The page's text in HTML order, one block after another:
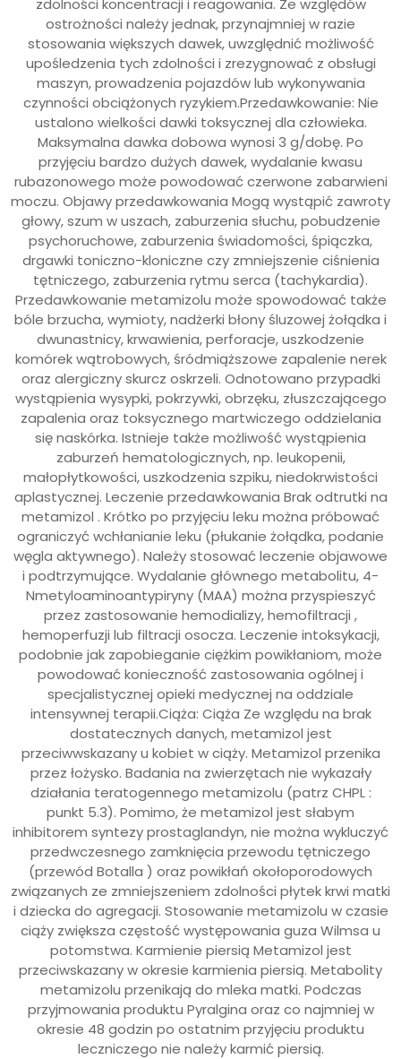
moczu. Objawy przedawkowania Mogą wystąpić zawroty
głowy, szum w uszach, zaburzenia słuchu, pobudzenie
psychoruchowe, zaburzenia świadomości, śpiączka,
drgawki toniczno-kloniczne czy zmniejszenie ciśnienia
tętniczego, zaburzenia rytmu serca (tachykardia).
Przedawkowanie metamizolu może spowodować także
bóle brzucha, wymioty, nadżerki błony śluzowej żołądka i
dwunastnicy, krwawienia, perforacje, uszkodzenie
komórek wątrobowych, śródmiąższowe zapalenie nerek
oraz alergiczny skurcz oskrzeli. Odnotowano przypadki
wystąpienia wysypki, pokrzywki, obrzęku, złuszczającego
zapalenia oraz toksycznego martwiczego oddzielania
się naskórka. Istnieje także możliwość wystąpienia
zaburzeń hematologicznych, np. leukopenii,
małopłytkowości, uszkodzenia szpiku, niedokrwistości
aplastycznej. Leczenie przedawkowania Brak odtrutki na
metamizol . Krótko po przyjęciu leku można próbować
ograniczyć wchłanianie leku (płukanie żołądka, podanie
węgla aktywnego). Należy stosować leczenie objawowe
i podtrzymujące. Wydalanie głównego metabolitu, 4-
Nmetyloaminoantypiryny (MAA) można przyspieszyć
przez zastosowanie hemodializy, hemofiltracji ,
hemoperfuzji lub filtracji osocza. Leczenie intoksykacji,
podobnie jak zapobieganie ciężkim powikłaniom, może
powodować konieczność zastosowania ogólnej i
specjalistycznej opieki medycznej na oddziale
intensywnej terapii.Ciąża: Ciąża Ze względu na brak
dostatecznych danych, metamizol jest
przeciwwskazany u kobiet w ciąży. Metamizol przenika
przez łożysko. Badania na zwierzętach nie wykazały
działania teratogennego metamizolu (patrz CHPL :
punkt 5.3). Pomimo, że metamizol jest słabym
inhibitorem syntezy prostaglandyn, nie można wykluczyć
przedwczesnego zamknięcia przewodu tętniczego
(przewód Botalla ) oraz powikłań okołoporodowych
związanych ze zmniejszeniem zdolności płytek krwi matki
i dziecka do agregacji. Stosowanie metamizolu w czasie
ciąży zwiększa częstość występowania guza Wilmsa u
potomstwa. Karmienie piersią Metamizol jest
przeciwskazany w okresie karmienia piersią. Metabolity
metamizolu przenikają do mleka matki. Podczas
przyjmowania produktu Pyralgina oraz co najmniej w
okresie 48 godzin po ostatnim przyjęciu produktu
leczniczego nie należy karmić piersią.